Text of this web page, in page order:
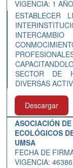
VIGENCIA: 1 AÑO
ESTABLECER
SECTOR DE
DIVERSAS
Descargar
ASOCIACIÓN
ECOLÓGICOS
UMSA
FECHA DE
VIGENCIA: 46386